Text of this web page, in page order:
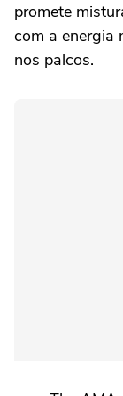
promete
com a energia
nos palcos.